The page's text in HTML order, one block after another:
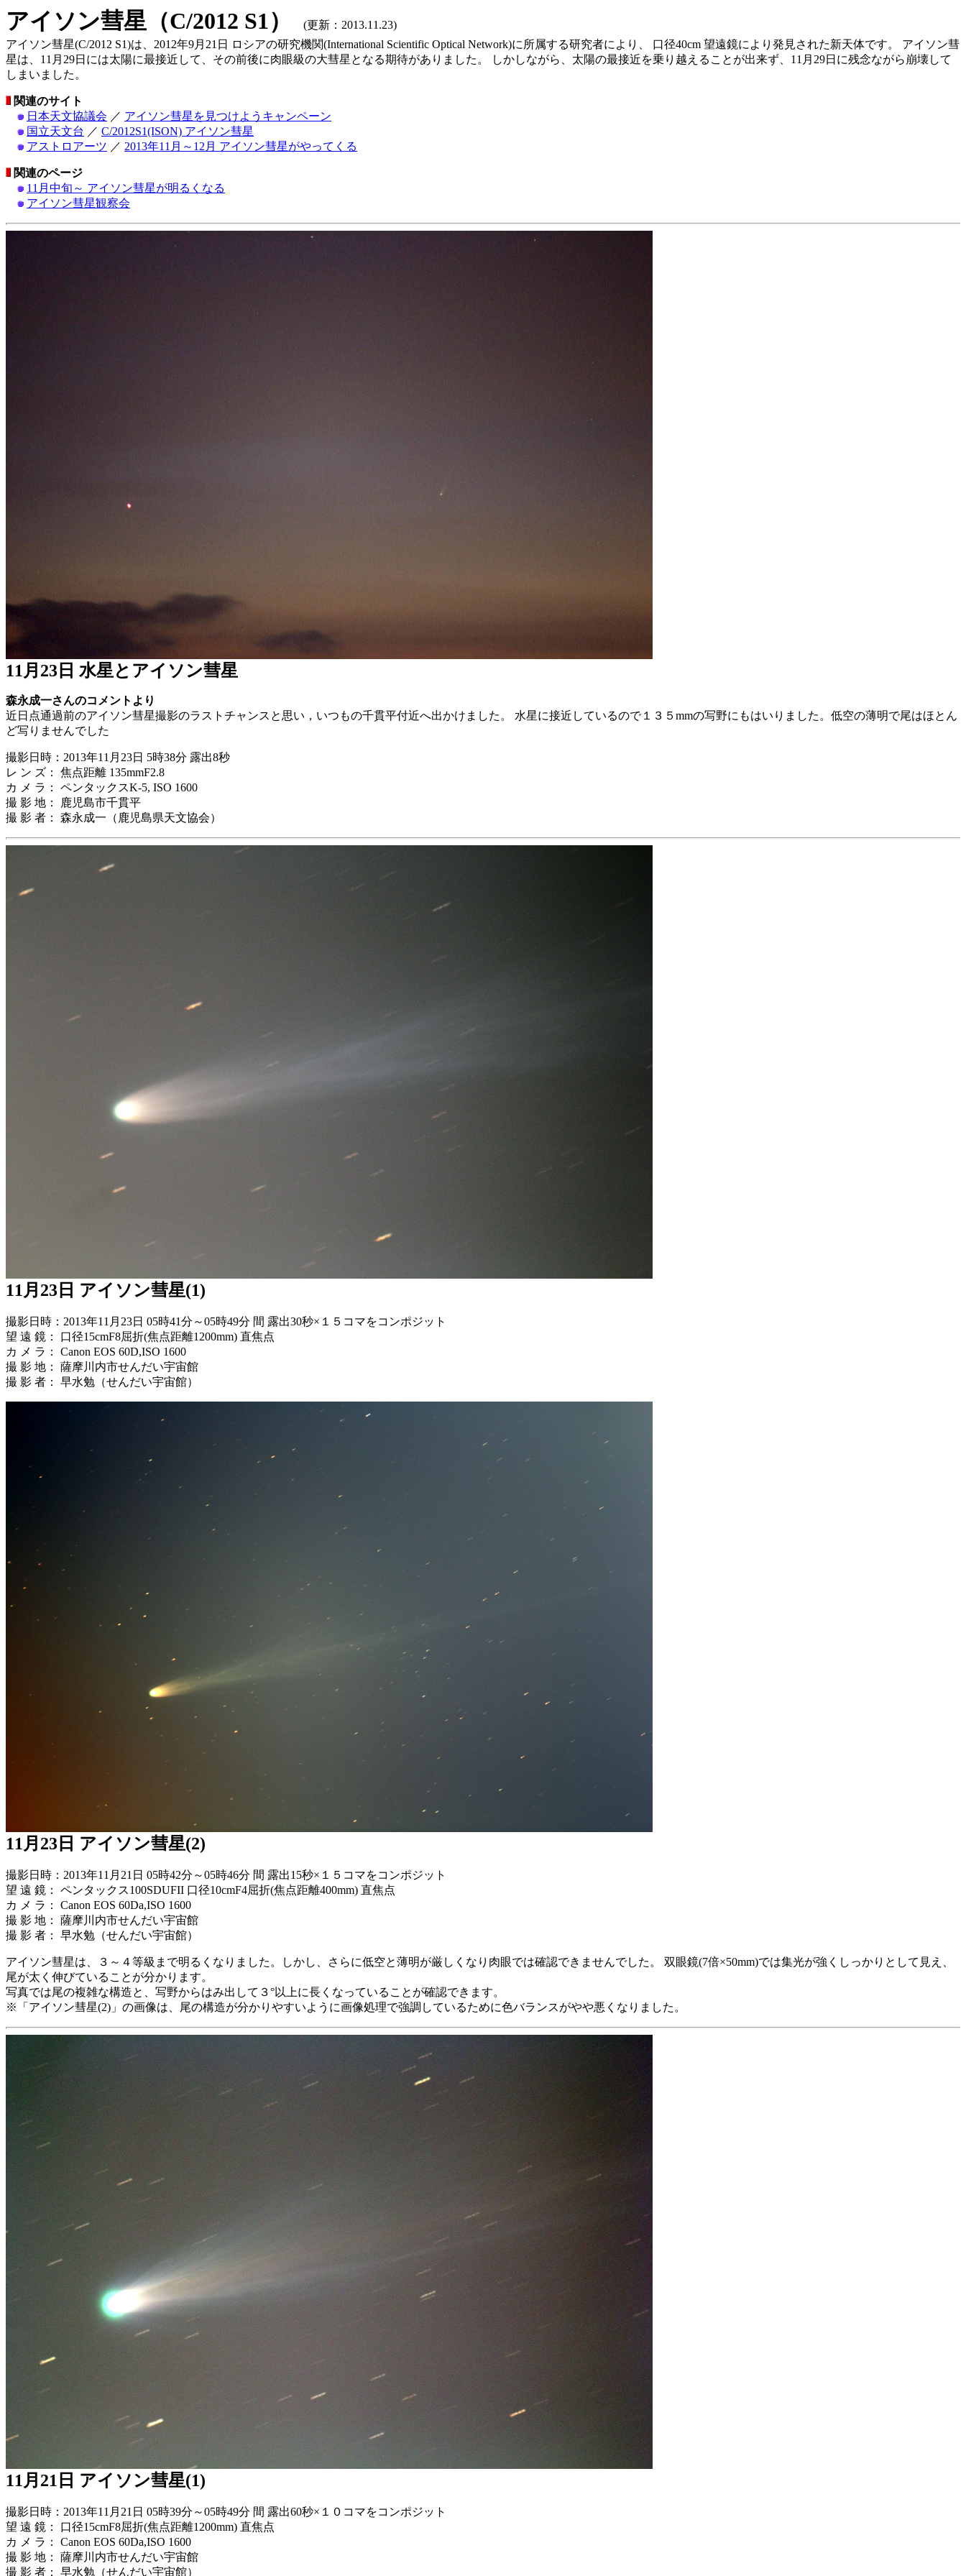
アイソン彗星（C/2012 S1）
(更新：2013.11.23)
アイソン彗星(C/2012 S1)は、2012年9月21日 ロシアの研究機関(International Scientific Optical Network)に所属する研究者により、 口径40cm 望遠鏡により発見された新天体です。 アイソン彗
星は、11月29日には太陽に最接近して、その前後に肉眼級の大彗星となる期待がありました。 しかしながら、太陽の最接近を乗り越えることが出来ず、11月29日に残念ながら崩壊して
しまいました。
関連のサイト
日本天文協議会 ／ アイソン彗星を見つけようキャンペーン
国立天文台 ／ C/2012S1(ISON) アイソン彗星
アストロアーツ ／ 2013年11月～12月 アイソン彗星がやってくる
関連のページ
11月中旬～ アイソン彗星が明るくなる
アイソン彗星観察会
11月23日 水星とアイソン彗星
森永成一さんのコメントより
近日点通過前のアイソン彗星撮影のラストチャンスと思い，いつもの千貫平付近へ出かけました。 水星に接近しているので１３５mmの写野にもはいりました。低空の薄明で尾はほとん
ど写りませんでした
撮影日時：2013年11月23日 5時38分 露出8秒
レ ン ズ： 焦点距離 135mmF2.8
カ メ ラ： ペンタックスK-5, ISO 1600
撮 影 地： 鹿児島市千貫平
撮 影 者： 森永成一（鹿児島県天文協会）
11月23日 アイソン彗星(1)
撮影日時：2013年11月23日 05時41分～05時49分 間 露出30秒×１５コマをコンポジット
望 遠 鏡： 口径15cmF8屈折(焦点距離1200mm) 直焦点
カ メ ラ： Canon EOS 60D,ISO 1600
撮 影 地： 薩摩川内市せんだい宇宙館
撮 影 者： 早水勉（せんだい宇宙館）
11月23日 アイソン彗星(2)
撮影日時：2013年11月21日 05時42分～05時46分 間 露出15秒×１５コマをコンポジット
望 遠 鏡： ペンタックス100SDUFII 口径10cmF4屈折(焦点距離400mm) 直焦点
カ メ ラ： Canon EOS 60Da,ISO 1600
撮 影 地： 薩摩川内市せんだい宇宙館
撮 影 者： 早水勉（せんだい宇宙館）
アイソン彗星は、３～４等級まで明るくなりました。しかし、さらに低空と薄明が厳しくなり肉眼では確認できませんでした。 双眼鏡(7倍×50mm)では集光が強くしっかりとして見え、
尾が太く伸びていることが分かります。
写真では尾の複雑な構造と、写野からはみ出して３°以上に長くなっていることが確認できます。
※「アイソン彗星(2)」の画像は、尾の構造が分かりやすいように画像処理で強調しているために色バランスがやや悪くなりました。
11月21日 アイソン彗星(1)
撮影日時：2013年11月21日 05時39分～05時49分 間 露出60秒×１０コマをコンポジット
望 遠 鏡： 口径15cmF8屈折(焦点距離1200mm) 直焦点
カ メ ラ： Canon EOS 60Da,ISO 1600
撮 影 地： 薩摩川内市せんだい宇宙館
撮 影 者： 早水勉（せんだい宇宙館）